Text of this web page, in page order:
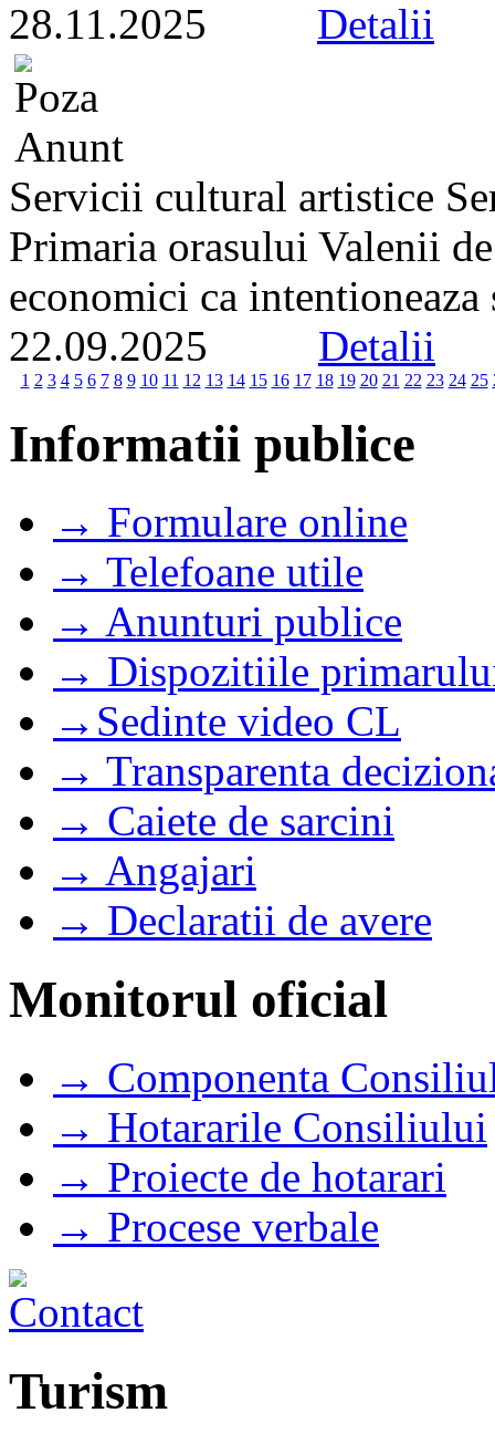
28.11.2025 Detalii
Servicii cultural artistice
Primaria orasului Valenii
economici ca
22.09.2025 Detalii
1 2 3 4 5 6 7 8 9 10 11 12 13 14 15 16 17 18 19 20 21 22 23 24 25
Informatii publice
→ Formulare online
→ Telefoane utile
→ Anunturi publice
→ Dispozitiile
→Sedinte video CL
→ Transparenta
→ Caiete de sarcini
→ Angajari
→ Declaratii de avere
Monitorul oficial
→ Componenta
→ Hotararile Consiliului
→ Proiecte de hotarari
→ Procese verbale
Turism